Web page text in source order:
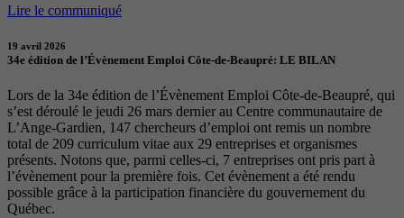
Lire le communiqué
19 avril 2026
34e édition de l’Évènement Emploi Côte-de-Beaupré: LE BILAN
Lors de la 34e édition de l’Évènement Emploi Côte-de-Beaupré, qui
s’est déroulé le jeudi 26 mars dernier au Centre communautaire de
L’Ange-Gardien, 147 chercheurs d’emploi ont remis un nombre
total de 209 curriculum vitae aux 29 entreprises et organismes
présents. Notons que, parmi celles-ci, 7 entreprises ont pris part à
l’évènement pour la première fois. Cet évènement a été rendu
possible grâce à la participation financière du gouvernement du
Québec.